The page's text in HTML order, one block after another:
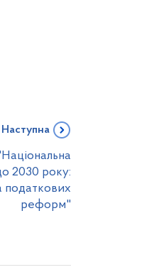
Наступна
2030 року:
податкових
реформ"